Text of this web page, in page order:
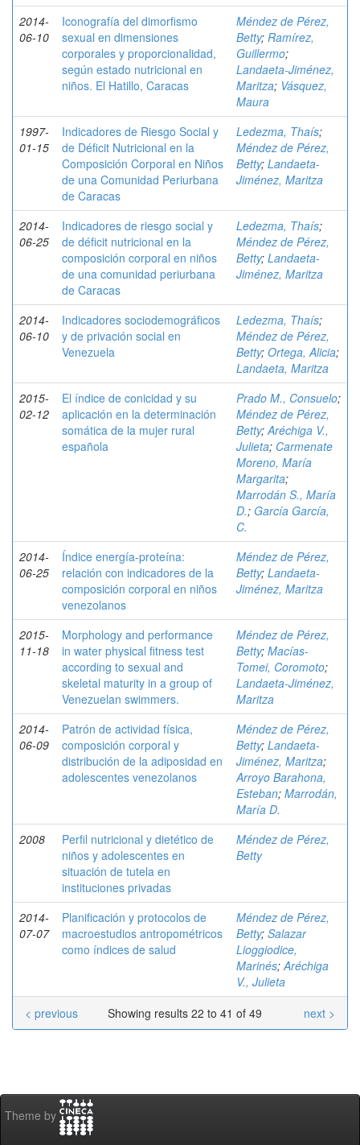
2014-
06-10
Iconografía del dimorfismo
sexual en dimensiones
corporales y proporcionalidad,
según estado nutricional en
niños. El Hatillo, Caracas
Méndez de Pérez,
Betty; Ramírez,
Guillermo;
Landaeta-Jiménez,
Maritza; Vásquez,
Maura
1997-
01-15
Indicadores de Riesgo Social y
de Déficit Nutricional en la
Composición Corporal en Niños
de una Comunidad Periurbana
de Caracas
Ledezma, Thaís;
Méndez de Pérez,
Betty; Landaeta-
Jiménez, Maritza
2014-
06-25
Indicadores de riesgo social y
de déficit nutricional en la
composición corporal en niños
de una comunidad periurbana
de Caracas
Ledezma, Thaís;
Méndez de Pérez,
Betty; Landaeta-
Jiménez, Maritza
2014-
06-10
Indicadores sociodemográficos
y de privación social en
Venezuela
Ledezma, Thaís;
Méndez de Pérez,
Betty; Ortega, Alicia;
Landaeta, Maritza
2015-
02-12
El índice de conicidad y su
aplicación en la determinación
somática de la mujer rural
española
Prado M., Consuelo;
Méndez de Pérez,
Betty;Aréchiga V.,
Julieta; Carmenate
Moreno, María
Margarita;
Marrodán S., María
D.; García García,
C.
2014-
06-25
Índice energía-proteína:
relación con indicadores de la
composición corporal en niños
venezolanos
Méndez de Pérez,
Betty; Landaeta-
Jiménez, Maritza
2015-
11-18
Morphology and performance
in water physical fitness test
according to sexual and
skeletal maturity in a group of
Venezuelan swimmers.
Méndez de Pérez,
Betty; Macías-
Tomei, Coromoto;
Landaeta-Jiménez,
Maritza
2014-
06-09
Patrón de actividad física,
composición corporal y
distribución de la adiposidad en
adolescentes venezolanos
Méndez de Pérez,
Betty; Landaeta-
Jiménez, Maritza;
Arroyo Barahona,
Esteban; Marrodán,
María D.
2008
Perfil nutricional y dietético de
niños y adolescentes en
situación de tutela en
instituciones privadas
Méndez de Pérez,
Betty
2014-
07-07
Planificación y protocolos de
macroestudios antropométricos
como índices de salud
Méndez de Pérez,
Betty; Salazar
Lioggiodice,
Marinés;Aréchiga
V., Julieta
Showing results 22 to 41 of 49
< previous next >
Theme by